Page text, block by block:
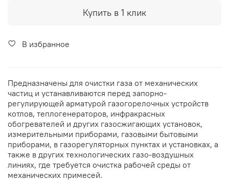
Купить в 1 клик
В избранное
Предназначены для очистки газа от механических
частиц и устанавливаются перед запорно-
регулирующей арматурой газогорелочных устройств
котлов, теплогенераторов, инфракрасных
обогревателей и других газосжигающих установок,
измерительными приборами, газовыми бытовыми
приборами, в газорегуляторных пунктах и установках, а
также в других технологических газо-воздушных
линиях, где требуется очистка рабочей среды от
механических примесей.